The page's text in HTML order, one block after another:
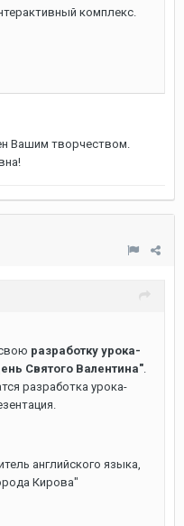
комплекс.
Вашим творчеством.
разработку урока-
Святого Валентина".
разработка урока-
английского языка,
Кирова"